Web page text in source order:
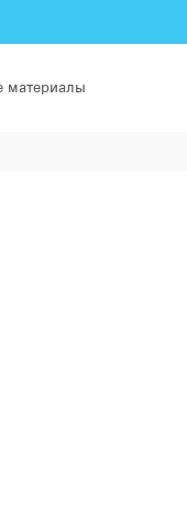
материалы